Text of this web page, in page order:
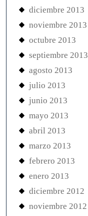
diciembre 2013
noviembre 2013
octubre 2013
septiembre 2013
agosto 2013
julio 2013
junio 2013
mayo 2013
abril 2013
marzo 2013
febrero 2013
enero 2013
diciembre 2012
noviembre 2012